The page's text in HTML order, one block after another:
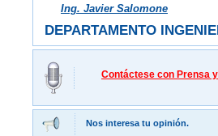
Ing. Javier Salomone
DEPARTAMENTO
Contáctese con Prensa
Nos interesa tu opinión.